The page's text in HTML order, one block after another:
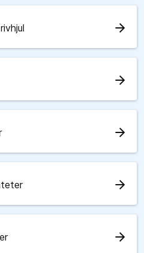
arrow_forward
arrow_forward
arrow_forward
arrow_forward
arrow_forward